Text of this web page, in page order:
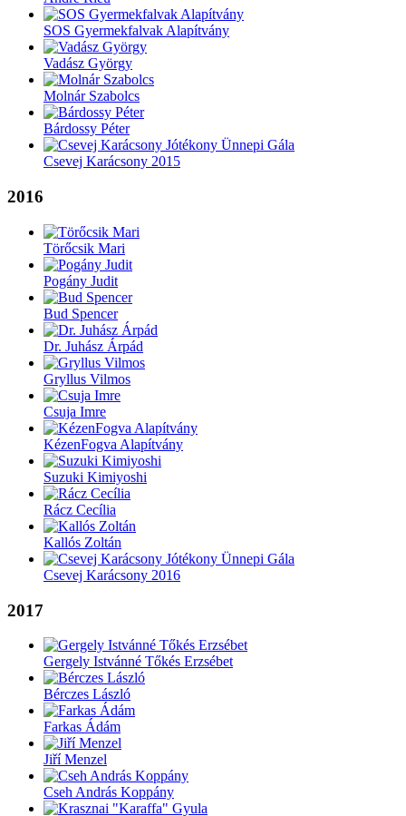
SOS Gyermekfalvak Alapítvány
Vadász György
Molnár Szabolcs
Bárdossy Péter
Csevej Karácsony 2015
2016
Törőcsik Mari
Pogány Judit
Bud Spencer
Dr. Juhász Árpád
Gryllus Vilmos
Csuja Imre
KézenFogva Alapítvány
Suzuki Kimiyoshi
Rácz Cecília
Kallós Zoltán
Csevej Karácsony 2016
2017
Gergely Istvánné Tőkés Erzsébet
Bérczes László
Farkas Ádám
Jiří Menzel
Cseh András Koppány